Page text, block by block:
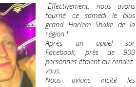
"Effectivement, nous avons
tourné ce samedi le plus
grand Harlem Shake de la
région !
Après un appel sur
Facebook, près de 900
personnes étaient au rendez-
vous.
Nous avions incité les